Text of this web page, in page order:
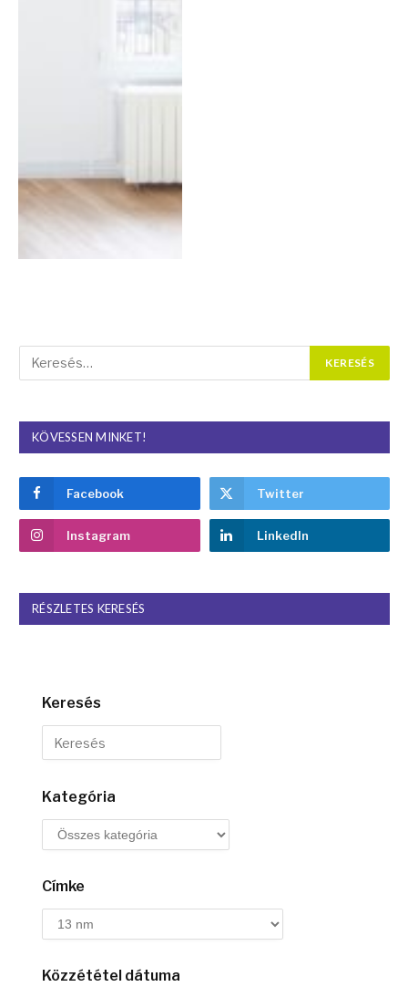
KÖVESSEN MINKET!
Facebook Twitter
Instagram LinkedIn
RÉSZLETES KERESÉS
Keresés
Kategória
Címke
Közzététel dátuma